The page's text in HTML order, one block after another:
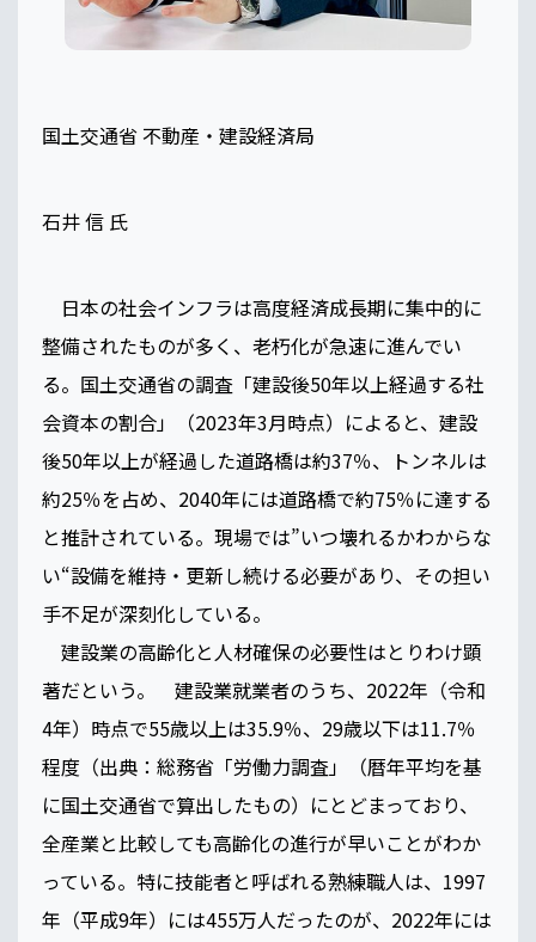
国土交通省 不動産・建設経済局
石井 信 氏
日本の社会インフラは高度経済成長期に集中的に
整備されたものが多く、老朽化が急速に進んでい
る。国土交通省の調査「建設後50年以上経過する社
会資本の割合」（2023年3月時点）によると、建設
後50年以上が経過した道路橋は約37％、トンネルは
約25％を占め、2040年には道路橋で約75％に達する
と推計されている。現場では”いつ壊れるかわからな
い“設備を維持・更新し続ける必要があり、その担い
手不足が深刻化している。
建設業の高齢化と人材確保の必要性はとりわけ顕
著だという。 建設業就業者のうち、2022年（令和
4年）時点で55歳以上は35.9％、29歳以下は11.7％
程度（出典：総務省「労働力調査」（暦年平均を基
に国土交通省で算出したもの）にとどまっており、
全産業と比較しても高齢化の進行が早いことがわか
っている。特に技能者と呼ばれる熟練職人は、1997
年（平成9年）には455万人だったのが、2022年には